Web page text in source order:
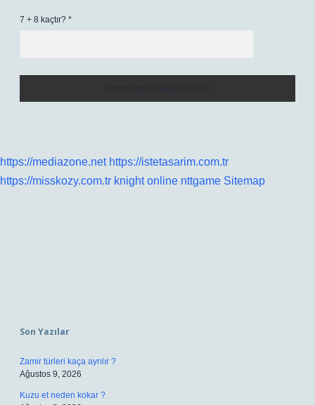
7 + 8 kaçtır? *
https://mediazone.net https://istetasarim.com.tr
https://misskozy.com.tr knight online nttgame Sitemap
Son Yazılar
Zamir türleri kaça ayrılır ?
Ağustos 9, 2026
Kuzu et neden kokar ?